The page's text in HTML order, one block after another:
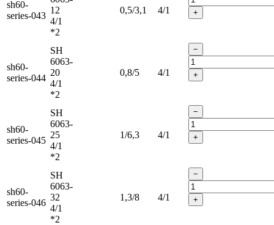
sh60-
series-043
12
4/1
*2
0,5/3,1 4/1 +
sh60-
series-044
SH
6063-
20
4/1
*2
0,8/5 4/1
−
+
sh60-
series-045
SH
6063-
25
4/1
*2
1/6,3 4/1
−
+
sh60-
series-046
SH
6063-
32
4/1
*2
1,3/8 4/1
−
+